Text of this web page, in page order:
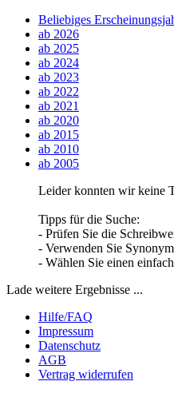
Beliebiges
ab 2026
ab 2025
ab 2024
ab 2023
ab 2022
ab 2021
ab 2020
ab 2015
ab 2010
ab 2005
Leider konnten wir keine
Tipps für die Suche:
- Prüfen Sie die
- Verwenden Sie
- Wählen Sie einen
Lade weitere Ergebnisse ...
Hilfe/FAQ
Impressum
Datenschutz
AGB
Vertrag widerrufen